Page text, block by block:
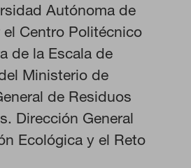
Autónoma de
Centro Politécnico
de la Escala de
Ministerio de
de Residuos
Dirección General
Ecológica y el Reto
sistemas. Puede configurar su
Estas cookies no almacenan ninguna
de nuestro sitio y mejorarlo. Nos
Toda la información que recogen